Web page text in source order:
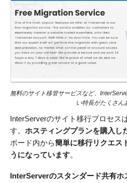
無料のサイト移管サービスなど、
い特長がたくさん
InterServerのサイト移行プロセス
す。 ホスティングプランを購入し
ボード内から簡単に移行リクエス
うになっています。
InterServerのスタンダード共有ホ